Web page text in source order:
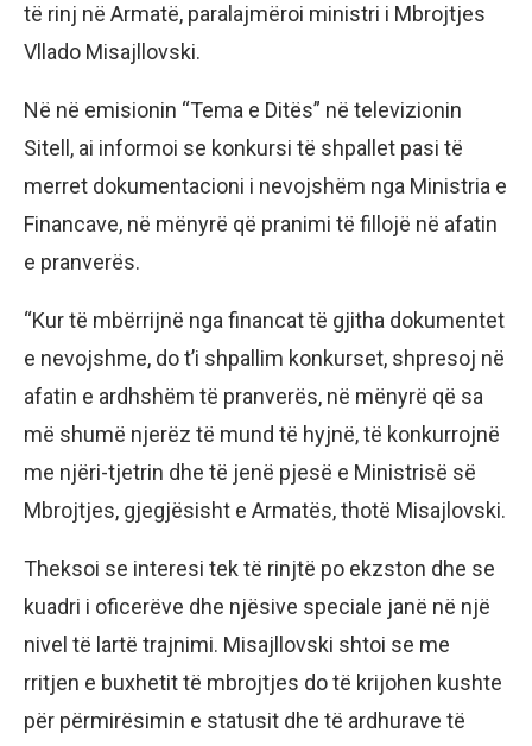
të rinj në Armatë, paralajmëroi ministri i Mbrojtjes
Vllado Misajllovski.
Në në emisionin “Tema e Ditës” në televizionin
Sitell, ai informoi se konkursi të shpallet pasi të
merret dokumentacioni i nevojshëm nga Ministria e
Financave, në mënyrë që pranimi të fillojë në afatin
e pranverës.
“Kur të mbërrijnë nga financat të gjitha dokumentet
e nevojshme, do t’i shpallim konkurset, shpresoj në
afatin e ardhshëm të pranverës, në mënyrë që sa
më shumë njerëz të mund të hyjnë, të konkurrojnë
me njëri-tjetrin dhe të jenë pjesë e Ministrisë së
Mbrojtjes, gjegjësisht e Armatës, thotë Misajlovski.
Theksoi se interesi tek të rinjtë po ekzston dhe se
kuadri i oficerëve dhe njësive speciale janë në një
nivel të lartë trajnimi. Misajllovski shtoi se me
rritjen e buxhetit të mbrojtjes do të krijohen kushte
për përmirësimin e statusit dhe të ardhurave të